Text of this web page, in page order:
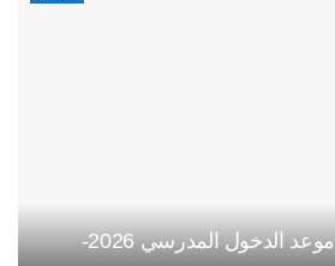
وزارة التربية تحسم موعد الدخول المدرسي 2026-